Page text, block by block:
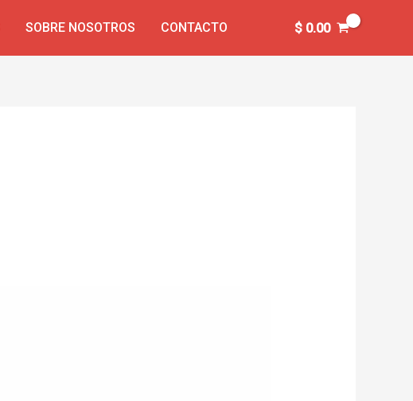
SOBRE NOSOTROS CONTACTO $0.00